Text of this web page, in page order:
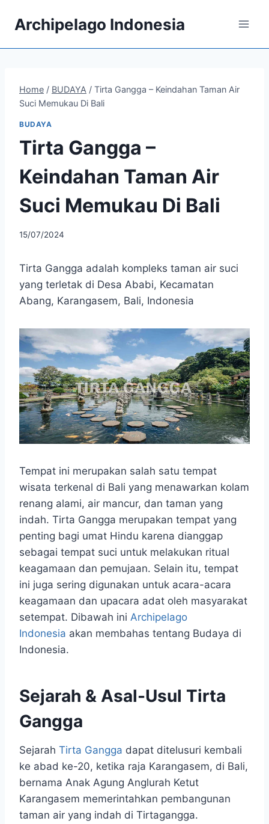
Archipelago Indonesia
Home / BUDAYA / Tirta Gangga – Keindahan Taman Air
Suci Memukau Di Bali
BUDAYA
Tirta Gangga –
Keindahan Taman Air
Suci Memukau Di Bali
By
15/07/2024
Tirta Gangga adalah kompleks taman air suci
yang terletak di Desa Ababi, Kecamatan
Abang, Karangasem, Bali, Indonesia
Tempat ini merupakan salah satu tempat
wisata terkenal di Bali yang menawarkan kolam
renang alami, air mancur, dan taman yang
indah. Tirta Gangga merupakan tempat yang
penting bagi umat Hindu karena dianggap
sebagai tempat suci untuk melakukan ritual
keagamaan dan pemujaan. Selain itu, tempat
ini juga sering digunakan untuk acara-acara
keagamaan dan upacara adat oleh masyarakat
setempat. Dibawah ini Archipelago
Indonesia akan membahas tentang Budaya di
Indonesia.
Sejarah & Asal-Usul Tirta
Gangga
Sejarah Tirta Gangga dapat ditelusuri kembali
ke abad ke-20, ketika raja Karangasem, di Bali,
bernama Anak Agung Anglurah Ketut
Karangasem memerintahkan pembangunan
taman air yang indah di Tirtagangga.